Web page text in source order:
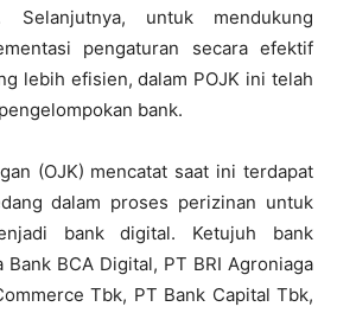
Selanjutnya, untuk mendukung
pengaturan secara efektif
lebih efisien, dalam POJK ini telah
bank.
(OJK) mencatat saat ini terdapat
dalam proses perizinan untuk
bank digital. Ketujuh bank
BCA Digital, PT BRI Agroniaga
Tbk, PT Bank Capital Tbk,